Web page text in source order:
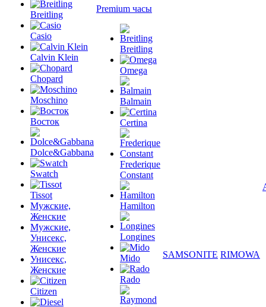
Breitling
Casio
Calvin Klein
Chopard
Moschino
Восток
Dolce&Gabbana
Swatch
Tissot
Мужские,
Женские
Мужские,
Унисекс,
Женские
Унисекс,
Женские
Citizen
Premium часы
Breitling
Omega
Balmain
Certina
Frederique
Constant
Hamilton
Longines
Mido
Rado
SAMSONITE RIMOWA